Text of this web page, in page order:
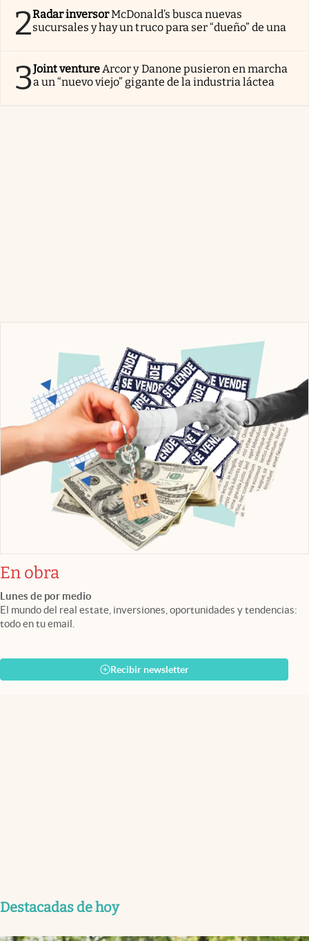
2Radar inversorMcDonald’s busca nuevas
sucursales y hay un truco para ser “dueño” de una
3Joint ventureArcor y Danone pusieron en marcha
a un “nuevo viejo” gigante de la industria láctea
En obra
Lunes de por medio
El mundo del real estate, inversiones, oportunidades y tendencias:
todo en tu email.
Recibir newsletter
Destacadas de hoy